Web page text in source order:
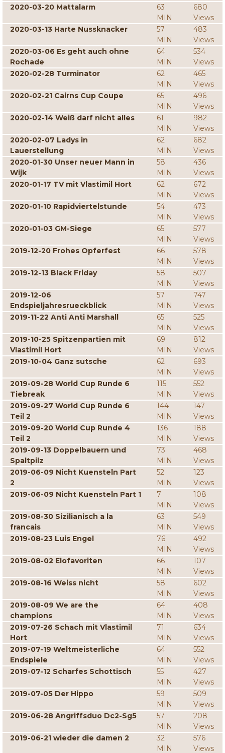
2020-03-20 Mattalarm
63
MIN
680
Views
2020-03-13 Harte Nussknacker
57
MIN
483
Views
2020-03-06 Es geht auch ohne
Rochade
64
MIN
534
Views
2020-02-28 Turminator
62
MIN
465
Views
2020-02-21 Cairns Cup Coupe
65
MIN
496
Views
2020-02-14 Weiß darf nicht alles
61
MIN
982
Views
2020-02-07 Ladys in
Lauerstellung
62
MIN
682
Views
2020-01-30 Unser neuer Mann in
Wijk
58
MIN
436
Views
2020-01-17 TV mit Vlastimil Hort
62
MIN
672
Views
2020-01-10 Rapidviertelstunde
54
MIN
473
Views
2020-01-03 GM-Siege
65
MIN
577
Views
2019-12-20 Frohes Opferfest
66
MIN
578
Views
2019-12-13 Black Friday
58
MIN
507
Views
2019-12-06
Endspieljahresrueckblick
57
MIN
747
Views
2019-11-22 Anti Anti Marshall
65
MIN
525
Views
2019-10-25 Spitzenpartien mit
Vlastimil Hort
69
MIN
812
Views
2019-10-04 Ganz sutsche
62
MIN
693
Views
2019-09-28 World Cup Runde 6
Tiebreak
115
MIN
552
Views
2019-09-27 World Cup Runde 6
Teil 2
144
MIN
147
Views
2019-09-20 World Cup Runde 4
Teil 2
136
MIN
188
Views
2019-09-13 Doppelbauern und
Spaltpilz
73
MIN
468
Views
2019-06-09 Nicht Kuensteln Part
2
52
MIN
123
Views
2019-06-09 Nicht Kuensteln Part 1
7
MIN
108
Views
2019-08-30 Sizilianisch a la
francais
63
MIN
549
Views
2019-08-23 Luis Engel
76
MIN
492
Views
2019-08-02 Elofavoriten
66
MIN
107
Views
2019-08-16 Weiss nicht
58
MIN
602
Views
2019-08-09 We are the
champions
64
MIN
408
Views
2019-07-26 Schach mit Vlastimil
Hort
71
MIN
634
Views
2019-07-19 Weltmeisterliche
Endspiele
64
MIN
552
Views
2019-07-12 Scharfes Schottisch
55
MIN
427
Views
2019-07-05 Der Hippo
59
MIN
509
Views
2019-06-28 Angriffsduo Dc2-Sg5
57
MIN
208
Views
2019-06-21 wieder die damen 2
32
MIN
576
Views